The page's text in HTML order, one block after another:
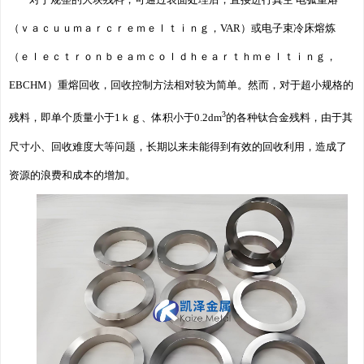
（ｖａｃｕｕｍａｒｃｒｅｍｅｌｔｉｎｇ，VAR）或电子束冷床熔炼
（ｅｌｅｃｔｒｏｎｂｅａｍｃｏｌｄｈｅａｒｔｈｍｅｌｔｉｎｇ，
EBCHM）重熔回收，回收控制方法相对较为简单。然而，对于超小规格的
残料，即单个质量小于1ｋｇ、体积小于0.2dm3的各种钛合金残料，由于其
尺寸小、回收难度大等问题，长期以来未能得到有效的回收利用，造成了
资源的浪费和成本的增加。